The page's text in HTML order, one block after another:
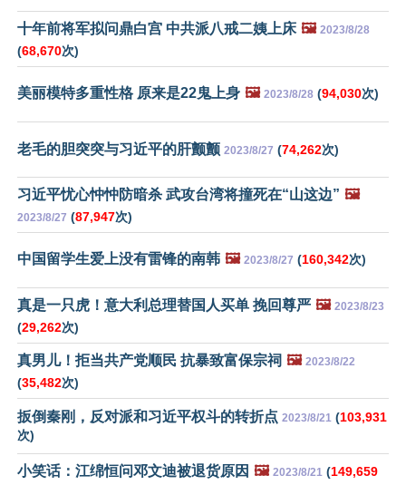
十年前将军拟问鼎白宫 中共派八戒二姨上床 🖼️ 2023/8/28
(68,670次)
美丽模特多重性格 原来是22鬼上身 🖼️ 2023/8/28 (94,030次)
老毛的胆突突与习近平的肝颤颤 2023/8/27 (74,262次)
习近平忧心忡忡防暗杀 武攻台湾将撞死在“山这边” 🖼️
2023/8/27 (87,947次)
中国留学生爱上没有雷锋的南韩 🖼️ 2023/8/27 (160,342次)
真是一只虎！意大利总理替国人买单 挽回尊严 🖼️ 2023/8/23
(29,262次)
真男儿！拒当共产党顺民 抗暴致富保宗祠 🖼️ 2023/8/22
(35,482次)
扳倒秦刚，反对派和习近平权斗的转折点 2023/8/21 (103,931
次)
小笑话：江绵恒问邓文迪被退货原因 🖼️ 2023/8/21 (149,659